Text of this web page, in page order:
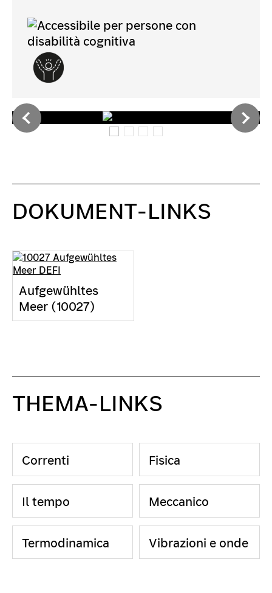
DOKUMENT-LINKS
Aufgewühltes
Meer (10027)
THEMA-LINKS
Correnti Fisica
Il tempo Meccanico
Termodinamica Vibrazioni e onde